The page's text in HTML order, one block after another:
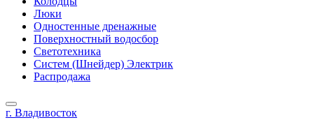
Люки
Одностенные дренажные
Поверхностный водосбор
Светотехника
Систем (Шнейдер) Электрик
Распродажа
г. Владивосток